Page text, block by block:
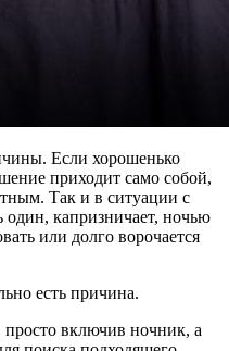
Если хорошенько
приходит само собой,
Так и в ситуации с
один, капризничает, ночью
или долго ворочается
есть причина.
включив ночник, а